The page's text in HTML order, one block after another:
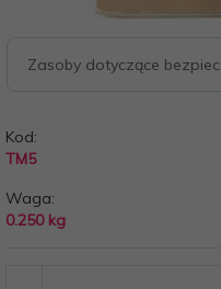
Zasoby dotyczące
Kod:
TM5
Waga:
0.250 kg